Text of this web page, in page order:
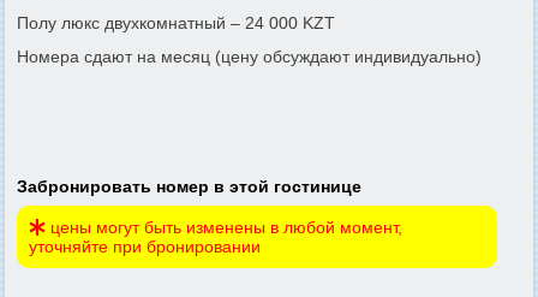
Полу люкс двухкомнатный – 24 000 KZT
Номера сдают на месяц (цену обсуждают индивидуально)
Забронировать номер в этой гостинице
цены могут быть изменены в любой момент,
уточняйте при бронировании